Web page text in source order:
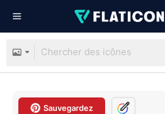
Sauvegardez